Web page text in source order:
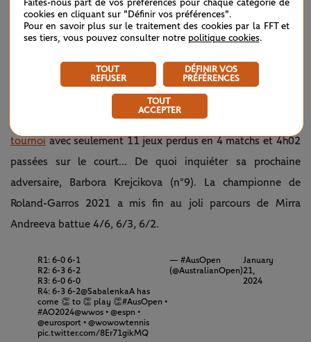
Elle non plus n'a pas traîné. Qualifiée pour les quarts de
finale pour la 2e fois de sa carrière en Australie (la 8e en
dominer Amanda Anisimova, de retour sur le circuit après
une longue pause dans sa carrière.
mondiale, tenante du titre, impressionne depuis le début du
tournoi avec seulement 11 jeux perdus en 4 matchs et 4h02
passées sur le court... De quoi inquiéter sa prochaine
adversaire, Barbora Krejcikova (n°9). La championne de
Roland-Garros 2021 a mis fin au joli parcours de Mirra
Andreeva battue 4/6, 6/3, 6/2.
R1: 6-0 6-1
R2: 6-3 6-2
R3: 6-0 6-0
R4: 6-3 6-2@SabalenkaAhas
come 👏 to 👏 play 👏#AusOpen •
#AO2024@wwos• @espn •
@eurosport• @wowowtennis
pic.twitter.com/8Er71gikMQ
— #AusOpen
(@AustralianOpen)
January
21,
2024
Faites-nous part de vos préférences pour chaque catégorie de
cookies en cliquant sur "Définir vos préférences".
Pour en savoir plus sur le traitement des cookies par la FFT et
ses tiers, vous pouvez consulter notre politique cookies.
TOUT
REFUSER
DÉFINIR VOS
PRÉFÉRENCES
TOUT
ACCEPTER